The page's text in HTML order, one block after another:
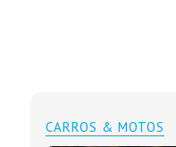
CARROS & MOTOS